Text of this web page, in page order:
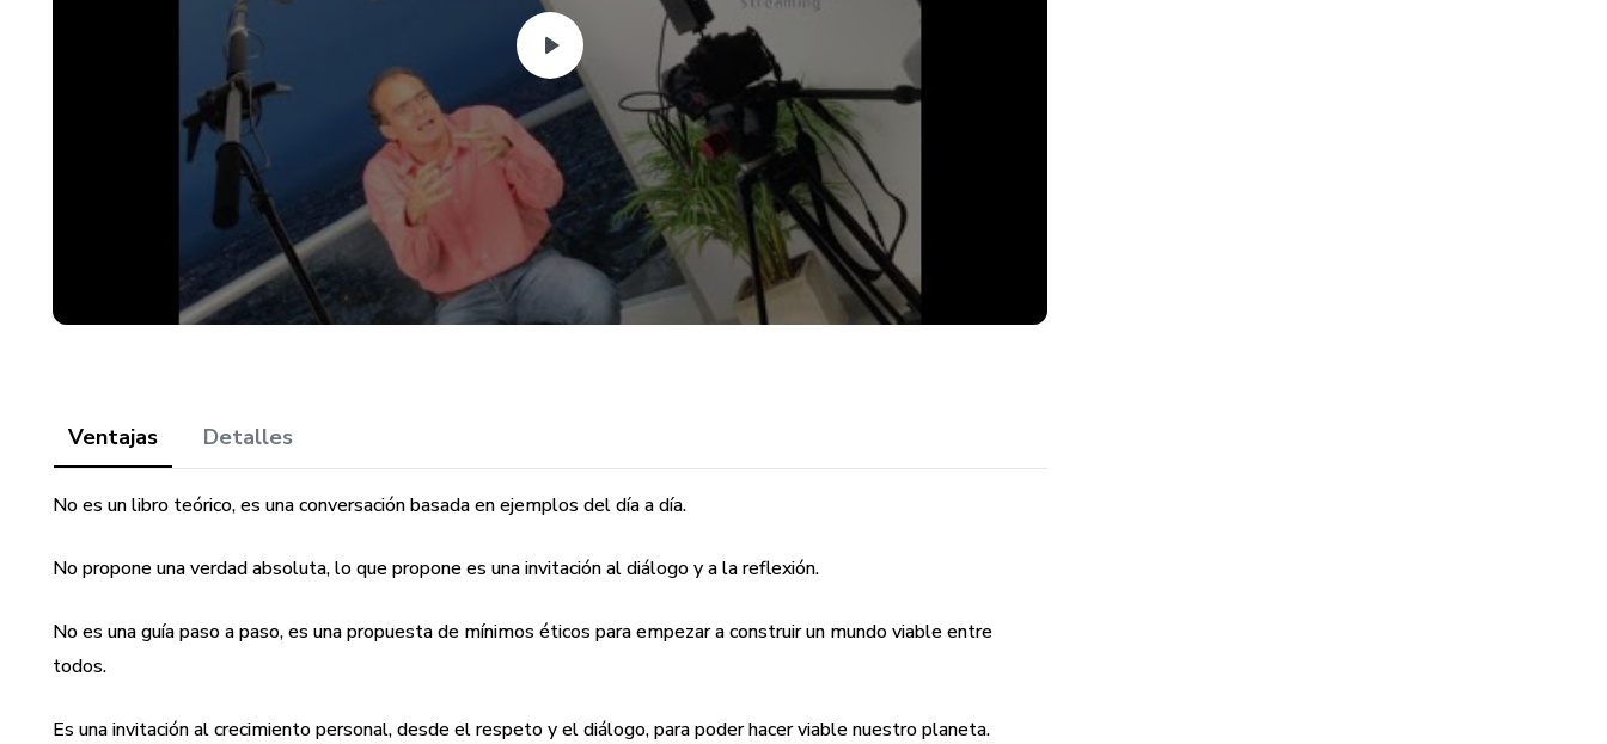
Ventajas Detalles
No es un libro teórico, es una conversación basada en ejemplos del día a día.
No propone una verdad absoluta, lo que propone es una invitación al diálogo y a la reflexión.
No es una guía paso a paso, es una propuesta de mínimos éticos para empezar a construir un mundo viable entre
todos.
Es una invitación al crecimiento personal, desde el respeto y el diálogo, para poder hacer viable nuestro planeta.